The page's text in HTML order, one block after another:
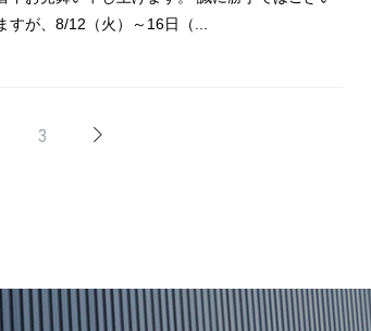
すが、8/12（火）～16日（...
3